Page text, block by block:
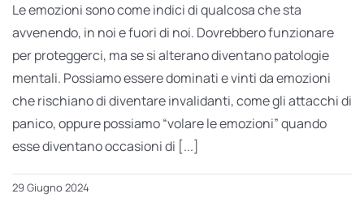
Le emozioni sono come indici di qualcosa che sta
avvenendo, in noi e fuori di noi. Dovrebbero funzionare
per proteggerci, ma se si alterano diventano patologie
mentali. Possiamo essere dominati e vinti da emozioni
che rischiano di diventare invalidanti, come gli attacchi di
panico, oppure possiamo “volare le emozioni” quando
esse diventano occasioni di [...]
29 Giugno 2024